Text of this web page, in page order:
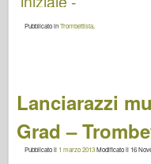
Pubblicato inTrombettista
Lanciarazzi
Grad –
Pubblicato il 1 marzo 2013Modificato il 16